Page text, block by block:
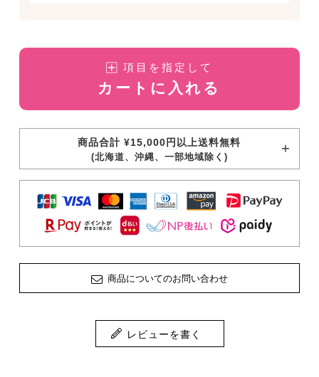
項目を指定して
カートに入れる
商品合計 ¥15,000円以上送料無料
(北海道、沖縄、一部地域除く)
商品についてのお問い合わせ
レビューを書く